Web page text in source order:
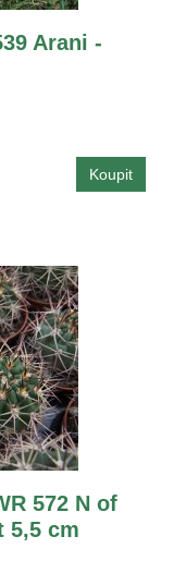
Arani -
572 N of
5,5 cm